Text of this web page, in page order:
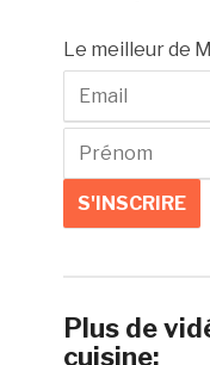
Le meilleur de
Plus de
cuisine: